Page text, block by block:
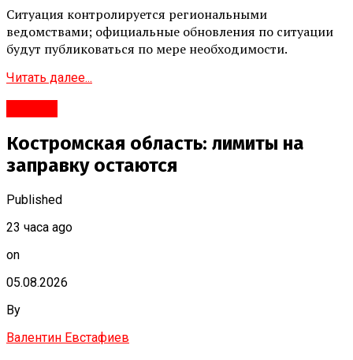
Ситуация контролируется региональными
ведомствами; официальные обновления по ситуации
будут публиковаться по мере необходимости.
Читать далее...
Костромская область: лимиты на
заправку остаются
Published
23 часа ago
on
05.08.2026
By
Валентин Евстафиев